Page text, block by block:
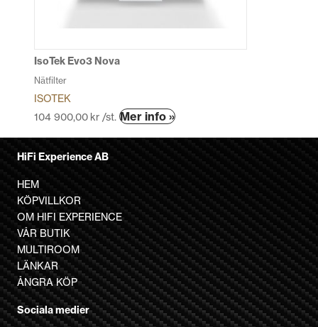
kan
IsoTek Evo3 Nova
Nätfilter
ISOTEK
104 900,00 kr /st. Mer info »Den
varianter.
De
olika
alternativen
kan
väljas
på
produktsidan
HiFi Experience AB
HEM
KÖPVILLKOR
OM HIFI EXPERIENCE
VÅR BUTIK
MULTIROOM
LÄNKAR
ÅNGRA KÖP
Sociala medier